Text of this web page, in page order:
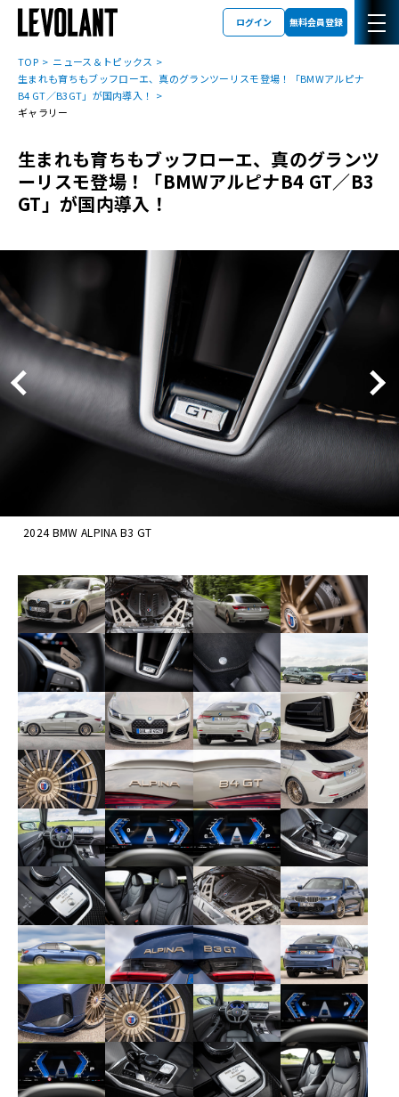
ログイン 無料会員登録
TOP
ニュース＆トピックス
生まれも育ちもブッフローエ、真のグランツーリスモ登場！「BMWアルピナ
B4 GT／B3GT」が国内導入！
ギャラリー
生まれも育ちもブッフローエ、真のグランツ
ーリスモ登場！「BMWアルピナB4 GT／B3
GT」が国内導入！
2024 BMW ALPINA B3 GT